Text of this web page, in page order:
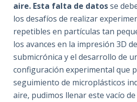
aire. Esta falta de datosse
los desafíos de realizar
repetibles en partículas tan
los avances en la impresión 3D
submicrónica y el desarrollo de
configuración experimental que
seguimiento de microplásticos
aire, pudimos llenar este vacío